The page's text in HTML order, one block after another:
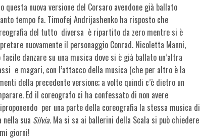
nuova versione del Corsaro avendone già ballato
tempo fa. Timofej Andrijashenko ha risposto che
del tutto diversa è ripartito da zero mentre si è
nuovamente il personaggio Conrad. Nicoletta Manni,
danzare su una musica dove si è già ballato un’altra
e magari, con l’attacco della musica (che per altro è la
della precedente versione; a volte quindi c’è dietro un
Ed il coreografo ci ha confessato di non avere
per una parte della coreografia la stessa musica di
sua Silvia. Ma si sa ai ballerini della Scala si può chiedere
giorni!